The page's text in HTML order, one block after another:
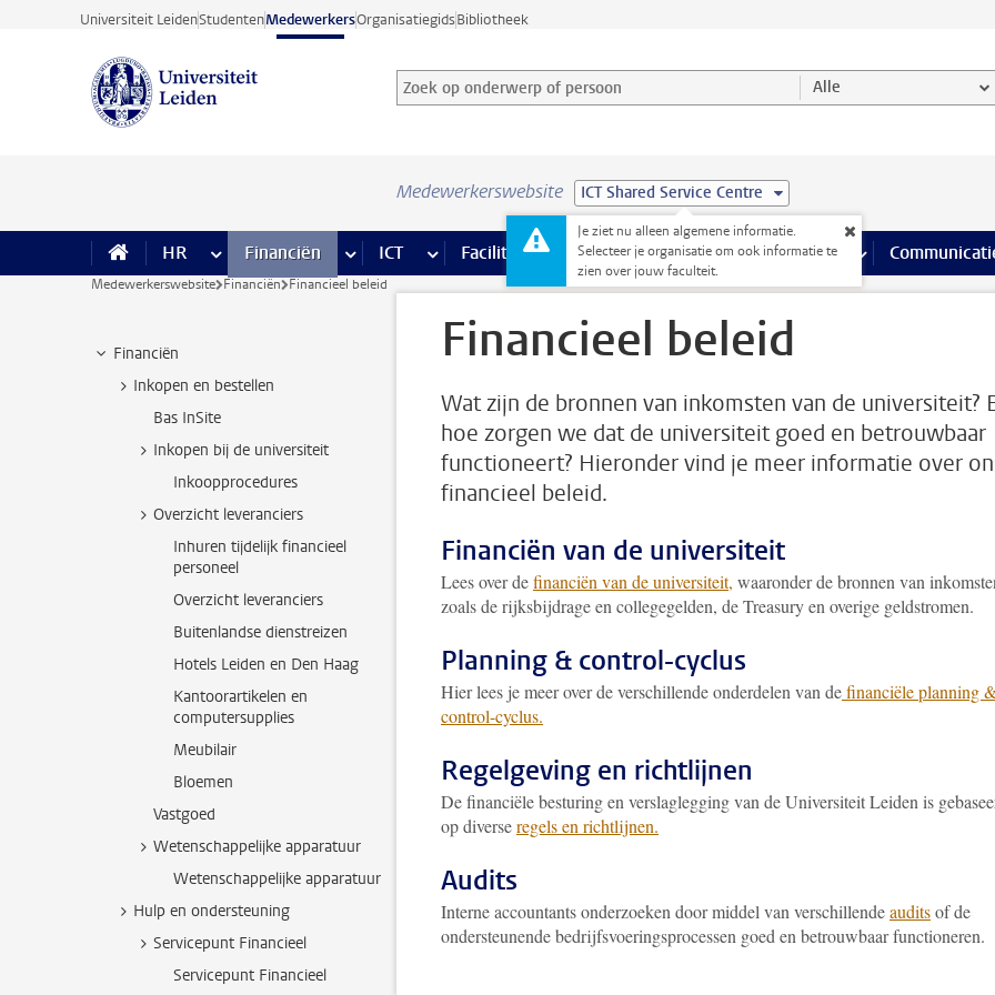
Ga direct naar de inhoud
Universiteit LeidenStudentenMedewerkersOrganisatiegidsBibliotheek
Zoek op onderwerp of persoon en selecteer categorie
Zoekterm Alle
Medewerkerswebsite ICT Shared Service Centre
Je ziet nu alleen algemene informatie.
Selecteer je organisatie om ook informatie te
zien over jouw faculteit.
HR meer HR pagina’s
Financiën meer Financiën pagina’s
ICT meer ICT pagina’s
Faciliteiten meer Faciliteiten pagina’s
Onderwijs meer Onderwijs pagina’s
Onderzoek meer Onderzoek
Medewerkerswebsite Financiën Financieel beleid
Financiën
Inkopen en bestellen
Bas InSite
Inkopen bij de universiteit
Inkoopprocedures
Overzicht leveranciers
Inhuren tijdelijk financieel
personeel
Overzicht leveranciers
Buitenlandse dienstreizen
Hotels Leiden en Den Haag
Kantoorartikelen en
computersupplies
Meubilair
Bloemen
Vastgoed
Wetenschappelijke apparatuur
Wetenschappelijke apparatuur
Hulp en ondersteuning
Servicepunt Financieel
Servicepunt Financieel
Financieel beleid
Wat zijn de bronnen van inkomsten van de universiteit?
hoe zorgen we dat de universiteit goed en betrouwbaar
functioneert? Hieronder vind je meer informatie over
financieel beleid.
Financiën van de universiteit
Lees over definanciën van de universiteit, waaronder de bronnen van
zoals de rijksbijdrage en collegegelden, de Treasury en overige geldstromen.
Planning & control-cyclus
Hier lees je meer over de verschillende onderdelen van definanciële planning
control-cyclus.
Regelgeving en richtlijnen
De financiële besturing en verslaglegging van de Universiteit Leiden is
op diverseregels en richtlijnen.
Audits
Interne accountants onderzoeken door middel van verschillendeauditsof de
ondersteunende bedrijfsvoeringsprocessen goed en betrouwbaar functioneren.